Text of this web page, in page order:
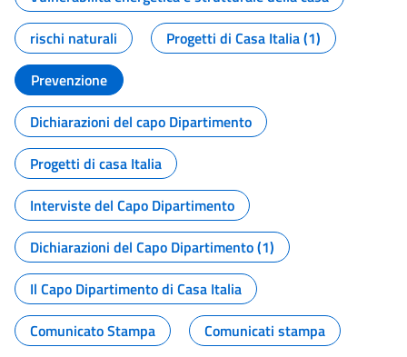
rischi naturali
Progetti di Casa Italia (1)
Prevenzione
Dichiarazioni del capo Dipartimento
Progetti di casa Italia
Interviste del Capo Dipartimento
Dichiarazioni del Capo Dipartimento (1)
Il Capo Dipartimento di Casa Italia
Comunicato Stampa
Comunicati stampa